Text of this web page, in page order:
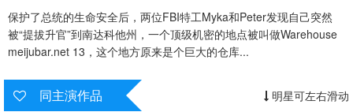
保护了总统的生命安全后，两位FBI特工Myka和Peter发现自己突然
被“提拔升官”到南达科他州，一个顶级机密的地点被叫做Warehouse
meijubar.net 13，这个地方原来是个巨大的仓库...
同主演作品 明星可左右滑动